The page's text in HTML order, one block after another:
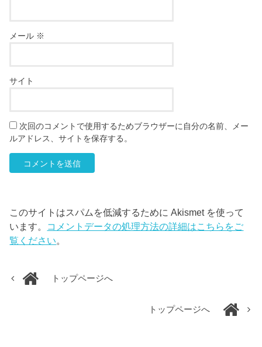
メール ※
サイト
次回のコメントで使用するためブラウザーに自分の名前、メー
ルアドレス、サイトを保存する。
このサイトはスパムを低減するために Akismet を使って
います。 コメントデータの処理方法の詳細はこちらをご
覧ください。
トップページへ
トップページへ